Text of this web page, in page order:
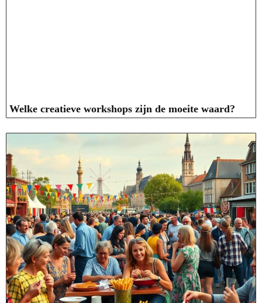
Welke creatieve workshops zijn de moeite waard?